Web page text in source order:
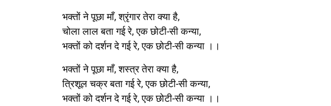
भक्तों ने पूछा माँ, श्रृंगार तेरा क्या है,
चोला लाल बता गई रे, एक छोटी-सी कन्या,
भक्तों को दर्शन दे गई रे, एक छोटी-सी कन्या ।।
भक्तों ने पूछा माँ, शस्त्र तेरा क्या है,
त्रिशूल चक्र बता गई रे, एक छोटी-सी कन्या,
भक्तों को दर्शन दे गई रे, एक छोटी-सी कन्या ।।